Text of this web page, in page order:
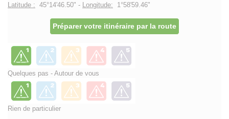
Latitude : 45°14'46.50" - Longitude: 1°58'59.46"
Préparer votre itinéraire par la route
Quelques pas - Autour de vous
Rien de particulier